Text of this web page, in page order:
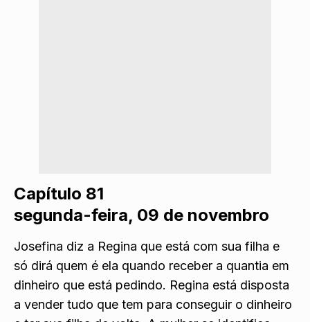
Capítulo 81
segunda-feira, 09 de novembro
Josefina diz a Regina que está com sua filha e
só dirá quem é ela quando receber a quantia em
dinheiro que está pedindo. Regina está disposta
a vender tudo que tem para conseguir o dinheiro